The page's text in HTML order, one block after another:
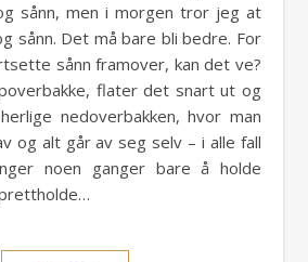
sånn, men i morgen tror jeg at
sånn. Det må bare bli bedre. For
sånn framover, kan det ve?
flater det snart ut og
nedoverbakken, hvor man
og alt går av seg selv – i alle fall
noen ganger bare å holde